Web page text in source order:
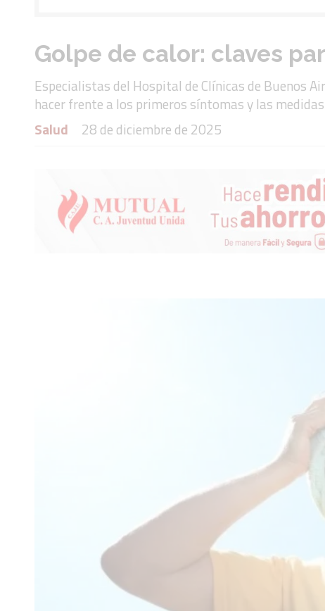
Golpe de calor: claves
Especialistas del Hospital de Clínicas de Buenos
hacer frente a los primeros síntomas y las
Salud
28 de diciembre de 2025